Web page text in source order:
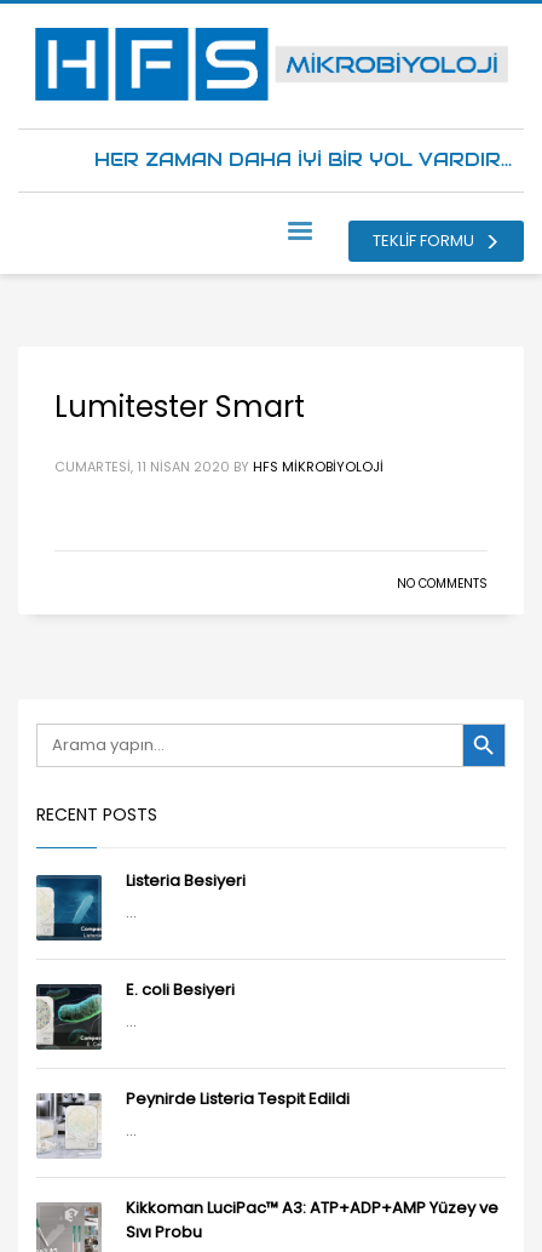
HER ZAMAN DAHA İYİ BİR YOL VARDIR...
TEKLİF FORMU
Lumitester Smart
CUMARTESI, 11 NISAN 2020 BY HFS MIKROBIYOLOJI
NO COMMENTS
Search
for:
Search Button
RECENT POSTS
Listeria Besiyeri
...
E. coli Besiyeri
...
Peynirde Listeria Tespit Edildi
...
Kikkoman LuciPac™ A3: ATP+ADP+AMP Yüzey ve
Sıvı Probu